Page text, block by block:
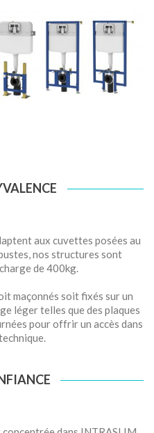
aux cuvettes posées au
nos structures sont
de 400kg.
maçonnés soit fixés sur un
léger telles que des plaques
pour offrir un accès dans